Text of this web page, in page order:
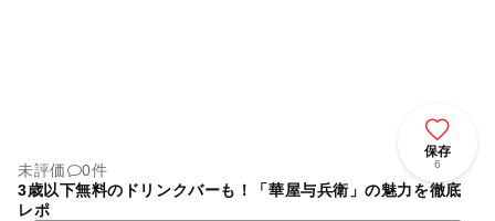
保存
6
未評価
0件
3歳以下無料のドリンクバーも！「華屋与兵衛」の魅力を徹底
レポ